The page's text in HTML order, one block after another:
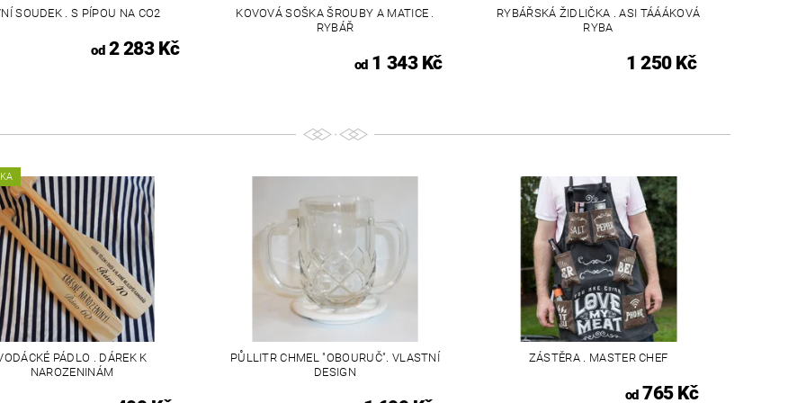
SOUDEK . S PÍPOU NA CO2
od2 283 Kč
KOVOVÁ SOŠKA ŠROUBY A MATICE .
RYBÁŘ
od1 343 Kč
RYBÁŘSKÁ ŽIDLIČKA . ASI TÁÁÁKOVÁ
RYBA
1 250 Kč
PÁDLO . DÁREK K
NAROZENINÁM
PŮLLITR CHMEL "OBOURUČ". VLASTNÍ
DESIGN
ZÁSTĚRA . MASTER CHEF
od765 Kč